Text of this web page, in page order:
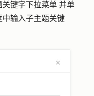
关键字下拉菜单 并单
中输入子主题关键